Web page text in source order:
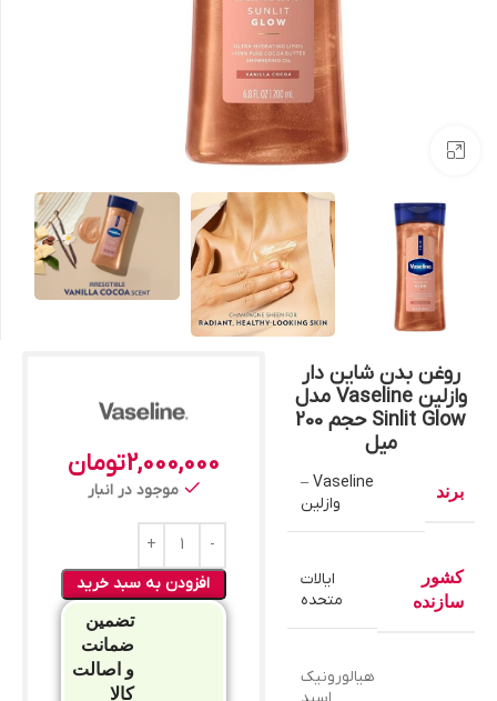
بزرگنمایی تصویر
روغن بدن شاین دار
وازلین Vaseline مدل
Sinlit Glow حجم 200
میل
برند
Vaseline –
وازلین
کشور
سازنده
ایالات
متحده
هیالورونیک
2,000,000تومان
موجود در انبار
افزودن به سبد خرید
تضمین
ضمانت
و اصالت
کالا